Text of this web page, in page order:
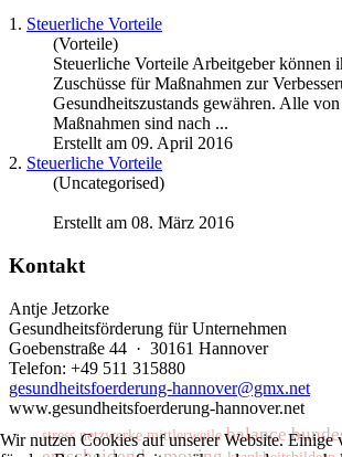
1. Steuerliche Vorteile
(Vorteile)
Steuerliche Vorteile Arbeitgeber können
Zuschüsse für Maßnahmen zur
Gesundheitszustands gewähren. Alle
Maßnahmen sind nach ...
Erstellt am 09. April 2016
2. Steuerliche Vorteile
(Uncategorised)
Erstellt am 08. März 2016
Kontakt
Antje Jetzorke
Gesundheitsförderung für Unternehmen
Goebenstraße 44 · 30161 Hannover
Telefon: +49 511 315880
gesundheitsfoerderung-hannover@gmx.net
www.gesundheitsfoerderung-hannover.net
stress netzwerke mittlerweile balance
Wir nutzen Cookies auf unserer Website. Einige